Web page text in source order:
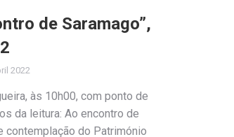
de Saramago”,
2022
às 10h00, com ponto de
da leitura: Ao encontro de
contemplação do Património